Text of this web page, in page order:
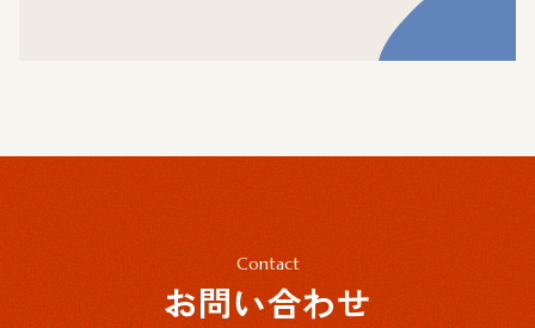
Contact
お問い合わせ